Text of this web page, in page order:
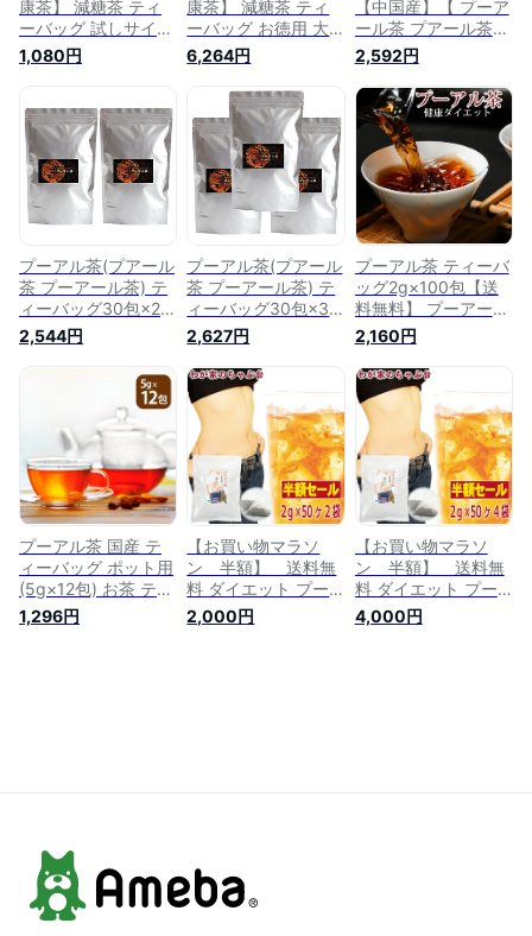
康茶】 減糖茶 ティ
ーバッグ 試しサイズ
7包 中国茶 後発酵茶
黒茶 グアバ バンザ
トコントロール 健康
茶 お茶 老茶 (ロウチ
ャ)
1,080円
康茶】 減糖茶 ティ
ーバッグ お徳用 大
袋 70包 (560g) 中国
茶 後発酵茶 黒茶 グ
アバ バンザクロ 蕃
石榴 ウェイトコント
ロール 健康茶 お茶
老茶 (ロウチャ)
6,264円
【中国産】【 プーア
ール茶 プアール茶
黒茶 後発酵茶 茶葉
】健康茶ギャラリー
2,592円
プーアル茶(プアール
茶 プーアール茶) テ
ィーバッグ30包×2個
お茶 ティーパック
黒茶 中国茶 ダイエ
ット茶 まとめ買い
2,544円
プーアル茶(プアール
茶 プーアール茶) テ
ィーバッグ30包×3
個 お茶 ティーパッ
ク 黒茶 中国茶 ダイ
エット茶 まとめ買い
大入り 90P
2,627円
プーアル茶 ティーバ
ッグ2g×100包【送
料無料】 プーアール
茶 プアール茶 中国
茶 ダイエットティー
ダイエット茶 美容茶
健康茶 お茶 ダイエ
ット ポリフェノール
おいしい 美味しい
飲みやすい
2,160円
プーアル茶 国産 テ
ィーバッグ ポット用
(5g×12包) お茶 ティ
ーパック ダイエット
プーアール茶 ダイエ
1,296円
【お買い物マラソ
ン 半額】 送料無
料 ダイエット プー
アール 玄米茶ティー
バッグ2g×50P 2
2,000円
【お買い物マラソ
ン 半額】 送料無
料 ダイエット プー
アール 玄米茶ティー
バッグ2g×50P 4
4,000円